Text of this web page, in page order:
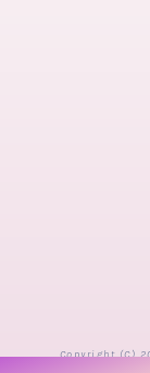
Copyright (C)